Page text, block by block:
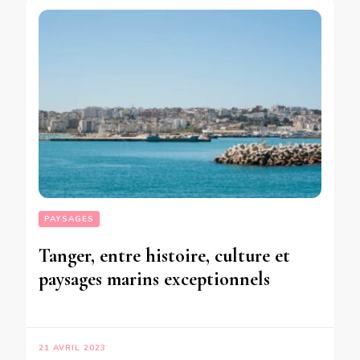
PAYSAGES
Tanger, entre histoire, culture et
paysages marins exceptionnels
21 AVRIL 2023